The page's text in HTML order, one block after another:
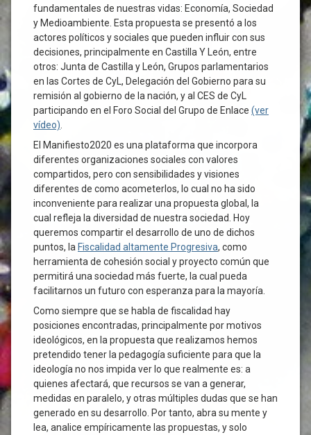
fundamentales de nuestras vidas: Economía, Sociedad
y Medioambiente. Esta propuesta se presentó a los
actores políticos y sociales que pueden influir con sus
decisiones, principalmente en Castilla Y León, entre
otros: Junta de Castilla y León, Grupos parlamentarios
en las Cortes de CyL, Delegación del Gobierno para su
remisión al gobierno de la nación, y al CES de CyL
participando en el Foro Social del Grupo de Enlace (ver
vídeo)
El Manifiesto2020 es una plataforma que incorpora
diferentes organizaciones sociales con valores
compartidos, pero con sensibilidades y visiones
diferentes de como acometerlos, lo cual no ha sido
inconveniente para realizar una propuesta global, la
cual refleja la diversidad de nuestra sociedad. Hoy
queremos compartir el desarrollo de uno de dichos
puntos, la Fiscalidad altamente Progresiva, como
herramienta de cohesión social y proyecto común que
permitirá una sociedad más fuerte, la cual pueda
facilitarnos un futuro con esperanza para la mayoría.
Como siempre que se habla de fiscalidad hay
posiciones encontradas, principalmente por motivos
ideológicos, en la propuesta que realizamos hemos
pretendido tener la pedagogía suficiente para que la
ideología no nos impida ver lo que realmente es: a
quienes afectará, que recursos se van a generar,
medidas en paralelo, y otras múltiples dudas que se han
generado en su desarrollo. Por tanto, abra su mente y
lea, analice empíricamente las propuestas, y solo